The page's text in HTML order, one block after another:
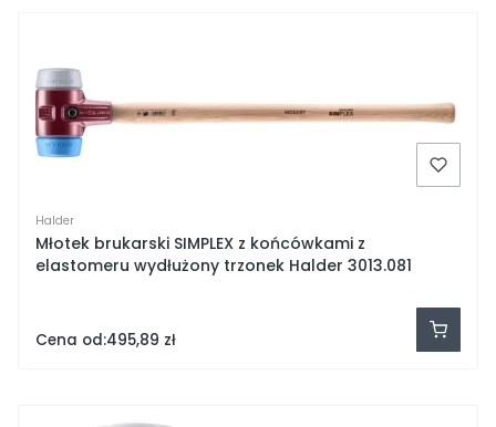
Halder
Młotek brukarski SIMPLEX z końcówkami z
elastomeru wydłużony trzonek Halder 3013.081
Cena od:495,89 zł